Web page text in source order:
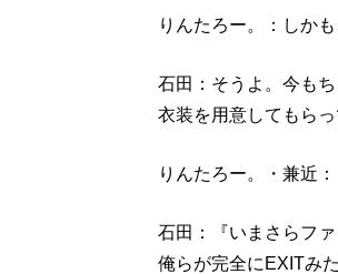
りんたろー。：しか
石田：そうよ。今も
衣装を用意してもらっ
りんたろー。・兼近：
石田：『いまさらフ
俺らが完全にEXITみ